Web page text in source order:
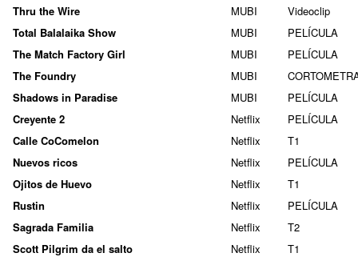
Thru the Wire
MUBI
Videoclip
Total Balalaika Show
MUBI
PELÍCULA
The Match Factory Girl
MUBI
PELÍCULA
The Foundry
MUBI
Shadows in Paradise
MUBI
PELÍCULA
Creyente 2
Netflix
PELÍCULA
Calle CoComelon
Netflix
T1
Nuevos ricos
Netflix
PELÍCULA
Ojitos de Huevo
Netflix
T1
Rustin
Netflix
PELÍCULA
Sagrada Familia
Netflix
T2
Scott Pilgrim da el salto
Netflix
T1